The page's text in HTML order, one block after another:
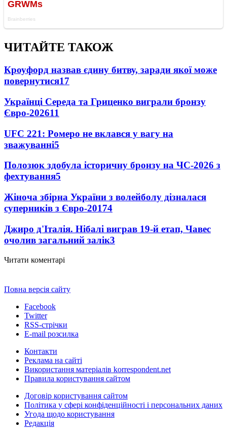
ЧИТАЙТЕ ТАКОЖ
Кроуфорд назвав єдину битву, заради якої може
повернутися17
Українці Середа та Гриценко виграли бронзу
Євро-202611
UFC 221: Ромеро не вклався у вагу на
зважуванні5
Полозюк здобула історичну бронзу на ЧС-2026 з
фехтування5
Жіноча збірна України з волейболу дізналася
суперників з Євро-20174
Джиро д'Італія. Нібалі виграв 19-й етап, Чавес
очолив загальний залік3
Читати коментарі
Повна версія сайту
Facebook
Twitter
RSS-стрічки
E-mail розсилка
Контакти
Реклама на сайті
Використання матеріалів korrespondent.net
Правила користування сайтом
Договір користування сайтом
Політика у сфері конфіденційності і персональних даних
Угода щодо користування
Редакція